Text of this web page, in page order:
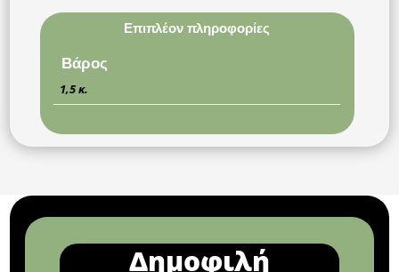
Επιπλέον πληροφορίες
Βάρος
1,5 κ.
Δημοφιλή